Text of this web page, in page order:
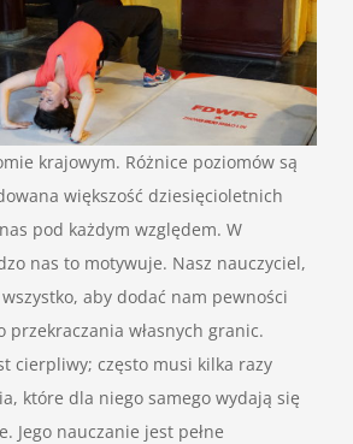
krajowym. Różnice poziomów są
większość dziesięcioletnich
pod każdym względem. W
nas to motywuje. Nasz nauczyciel,
aby dodać nam pewności
przekraczania własnych granic.
cierpliwy; często musi kilka razy
które dla niego samego wydają się
Jego nauczanie jest pełne